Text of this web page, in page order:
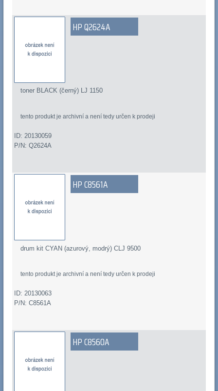
HP Q2624A
toner BLACK (černý) LJ 1150
tento produkt je archivní a není tedy určen k prodeji
ID: 20130059
P/N: Q2624A
HP C8561A
drum kit CYAN (azurový, modrý) CLJ 9500
tento produkt je archivní a není tedy určen k prodeji
ID: 20130063
P/N: C8561A
HP C8560A